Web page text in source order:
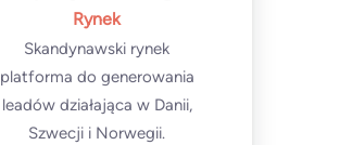
Rynek
Skandynawski rynek
platforma do generowania
leadów działająca w Danii,
Szwecji i Norwegii.